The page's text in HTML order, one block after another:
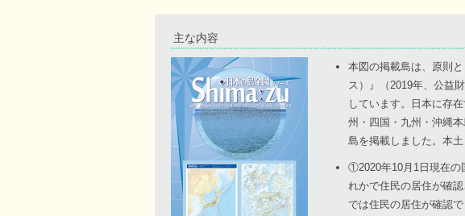
主な内容
本図の掲載島は、原則
ス）』（2019年、公益
しています。日本に存
州・四国・九州・沖縄
島を掲載しました。本
①2020年10月1日現在の
れかで住民の居住が確
では住民の居住が確認